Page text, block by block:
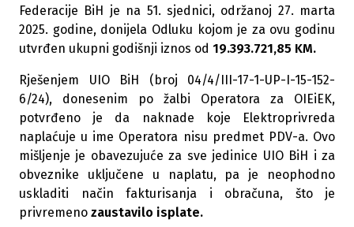
Federacije BiH je na 51. sjednici, održanoj 27. marta
2025. godine, donijela Odluku kojom je za ovu godinu
utvrđen ukupni godišnji iznos od 19.393.721,85 KM.
Rješenjem UIO BiH (broj 04/4/III-17-1-UP-I-15-152-
6/24), donesenim po žalbi Operatora za OIEiEK,
potvrđeno je da naknade koje Elektroprivreda
naplaćuje u ime Operatora nisu predmet PDV-a. Ovo
mišljenje je obavezujuće za sve jedinice UIO BiH i za
obveznike uključene u naplatu, pa je neophodno
uskladiti način fakturisanja i obračuna, što je
privremeno zaustavilo isplate.